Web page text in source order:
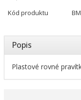
Kód produktu
Popis
Plastové rovné